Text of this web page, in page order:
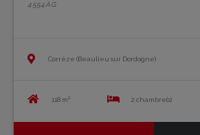
4554AG
Corrèze (Beaulieu sur Dordogne)
118 m² 2 chambre(s)